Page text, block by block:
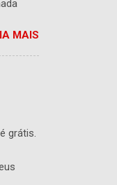
MAIS
grátis.